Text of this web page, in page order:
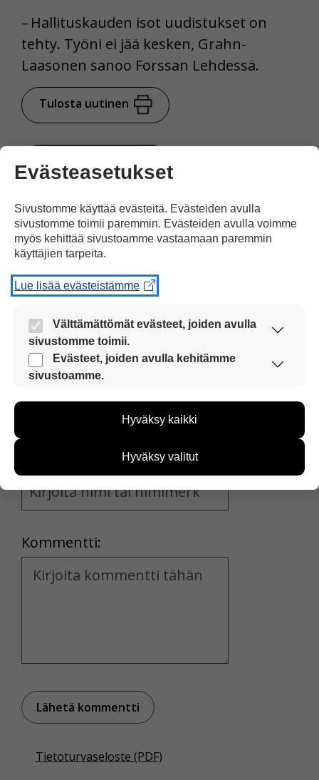
– Hallituskauden isot uudistukset on
tehty. Työni ei jää kesken, Grahn-
Laasonen sanoo Forssan Lehdessä.
Tulosta uutinen
Jaa Facebookissa
Kommentoi
Voit kirjoittaa mielipiteesi
uutisesta
kommenttilaatikkoon.
nimesi tai keksiä nimimerkki.
Nimi tai nimimerkki:First
Name
and
Kommentti:
Kommentti
Tietoturvaseloste (PDF)
Evästeasetukset
Sivustomme käyttää evästeitä. Evästeiden avulla
sivustomme toimii paremmin. Evästeiden avulla voimme
myös kehittää sivustoamme vastaamaan paremmin
käyttäjien tarpeita.
Lue lisää evästeistämme
Välttämättömät evästeet, joiden avulla
sivustomme toimii.
Nämä evästeet ovat aina käytössä, jotta
sivustoamme voi käyttää sujuvasti ja turvallisesti.
Evästeet, joiden avulla kehitämme
sivustoamme.
kehittää sivustoamme vastaamaan paremmin
kävijämääristä ja siitä, mitä sivuja käytetään ja
miten sivuilla liikutaan. Emme kuitenkaan kerää
yksittäiseen käyttäjään.
Hyväksy kaikki
Hyväksy valitut